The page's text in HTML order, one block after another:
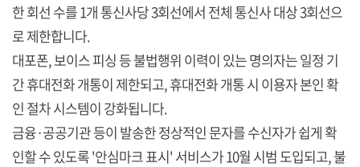
한 회선 수를 1개 통신사당 3회선에서 전체 통신사 대상 3회선으
로 제한합니다.
대포폰, 보이스 피싱 등 불법행위 이력이 있는 명의자는 일정 기
간 휴대전화 개통이 제한되고, 휴대전화 개통 시 이용자 본인 확
인 절차 시스템이 강화됩니다.
금융·공공기관 등이 발송한 정상적인 문자를 수신자가 쉽게 확
인할 수 있도록 '안심마크 표시' 서비스가 10월 시범 도입되고, 불